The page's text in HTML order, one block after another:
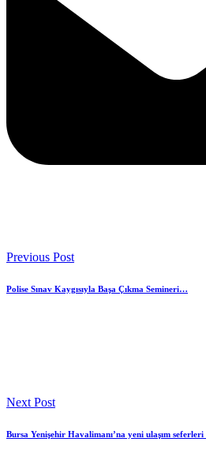
Previous Post
Polise Sınav Kaygısıyla Başa Çıkma Semineri…
Next Post
Bursa Yenişehir Havalimanı’na yeni ulaşım seferleri